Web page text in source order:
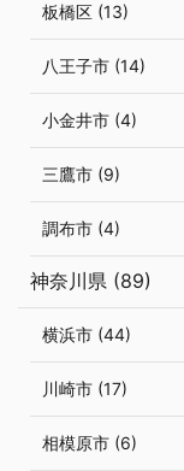
板橋区 (13)
八王子市 (14)
小金井市 (4)
三鷹市 (9)
調布市 (4)
神奈川県 (89)
横浜市 (44)
川崎市 (17)
相模原市 (6)